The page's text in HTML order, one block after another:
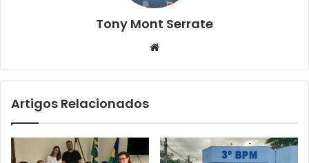
Tony Mont Serrate
te
Artigos Relacionados